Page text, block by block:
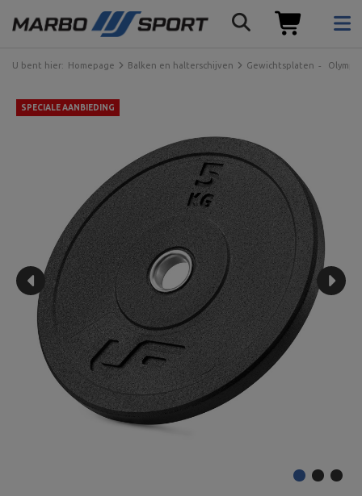
U bent hier: Homepage Balken en halterschijven Gewichtsplaten
SPECIALE AANBIEDING